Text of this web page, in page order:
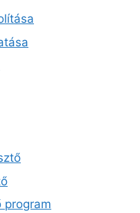
program